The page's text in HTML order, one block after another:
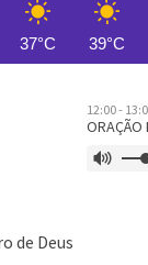
37°C 39°C